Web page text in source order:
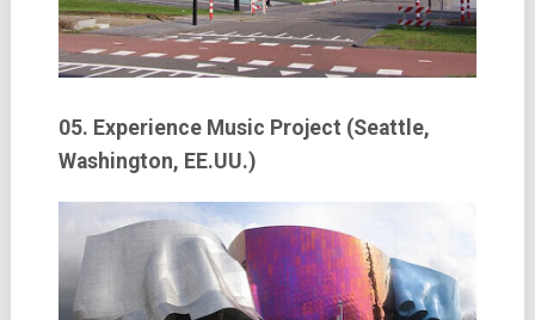
05. Experience Music Project (Seattle,
Washington, EE.UU.)